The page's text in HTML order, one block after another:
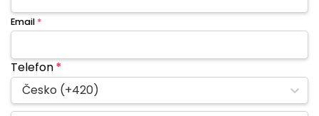
Email *
Telefon*
Česko (+420)